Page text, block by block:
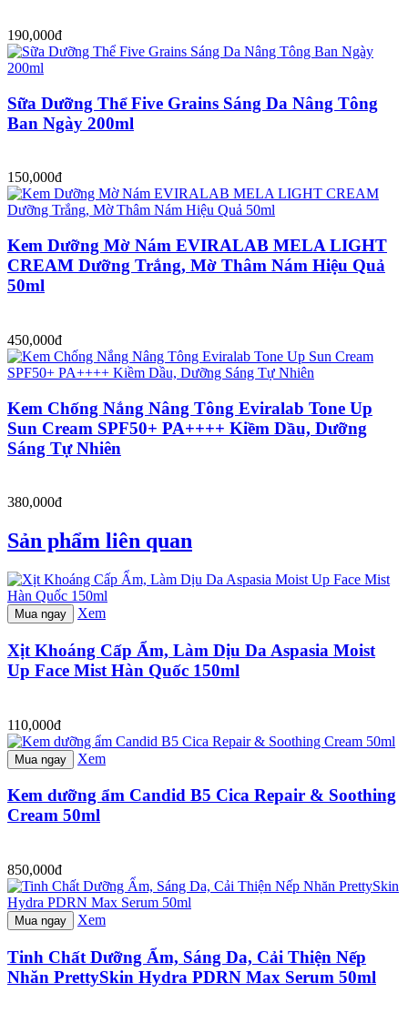
190,000đ
Sữa Dưỡng Thể Five Grains Sáng Da Nâng Tông
Ban Ngày 200ml
150,000đ
Kem Dưỡng Mờ Nám EVIRALAB MELA LIGHT
CREAM Dưỡng Trắng, Mờ Thâm Nám Hiệu Quả
50ml
450,000đ
Kem Chống Nắng Nâng Tông Eviralab Tone Up
Sun Cream SPF50+ PA++++ Kiềm Dầu, Dưỡng
Sáng Tự Nhiên
380,000đ
Sản phẩm liên quan
Mua ngay Xem
Xịt Khoáng Cấp Ẩm, Làm Dịu Da Aspasia Moist
Up Face Mist Hàn Quốc 150ml
110,000đ
Mua ngay Xem
Kem dưỡng ẩm Candid B5 Cica Repair & Soothing
Cream 50ml
850,000đ
Mua ngay Xem
Tinh Chất Dưỡng Ẩm, Sáng Da, Cải Thiện Nếp
Nhăn PrettySkin Hydra PDRN Max Serum 50ml